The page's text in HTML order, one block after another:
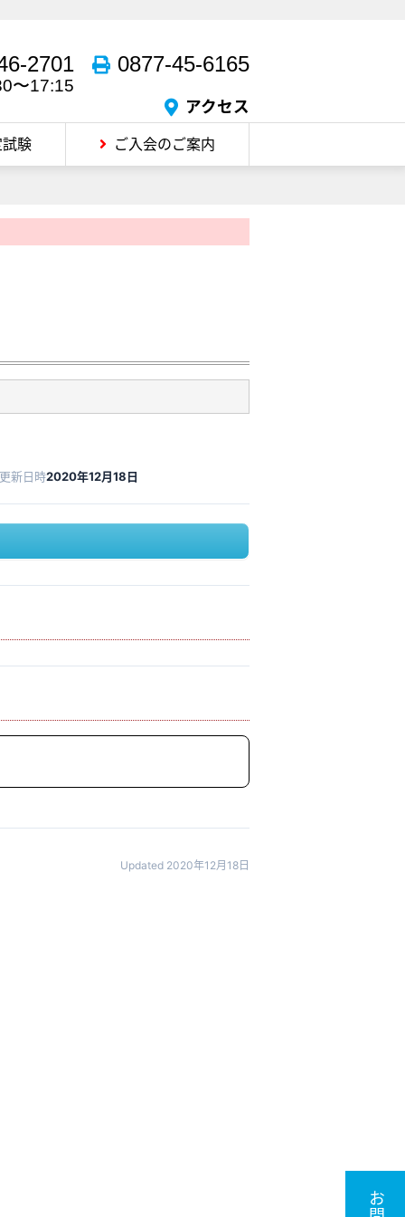
2701
〜17:15
0877-45-6165
アクセス
試験 ご入会のご案内
新日時2020年12月18日
Updated 2020年12月18日